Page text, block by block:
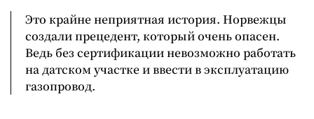
Это крайне неприятная история. Норвежцы
создали прецедент, который очень опасен.
Ведь без сертификации невозможно работать
на датском участке и ввести в эксплуатацию
газопровод.